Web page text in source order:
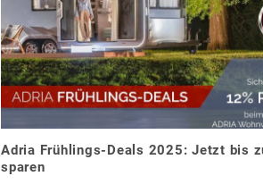
Adria Frühlings-Deals 2025: Jetzt bis
sparen